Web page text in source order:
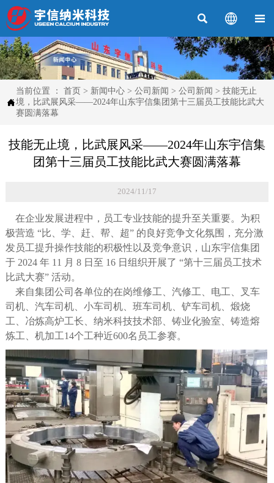
  

当前位置 ： 首页 > 新闻中心 > 公司新闻 > 公司新闻 > 技能无止
境，比武展风采——2024年山东宇信集团第十三届员工技能比武大
赛圆满落幕
技能无止境，比武展风采——2024年山东宇信集
团第十三届员工技能比武大赛圆满落幕
2024/11/17
在企业发展进程中，员工专业技能的提升至关重要。为积
极营造 “比、学、赶、帮、超” 的良好竞争文化氛围，充分激
发员工提升操作技能的积极性以及竞争意识，山东宇信集团
于 2024 年 11 月 8 日至 16 日组织开展了 “第十三届员工技术
比武大赛” 活动。
来自集团公司各单位的在岗维修工、汽修工、电工、叉车
司机、汽车司机、小车司机、班车司机、铲车司机、煅烧
工、冶炼高炉工长、纳米科技技术部、铸业化验室、铸造熔
炼工、机加工14个工种近600名员工参赛。